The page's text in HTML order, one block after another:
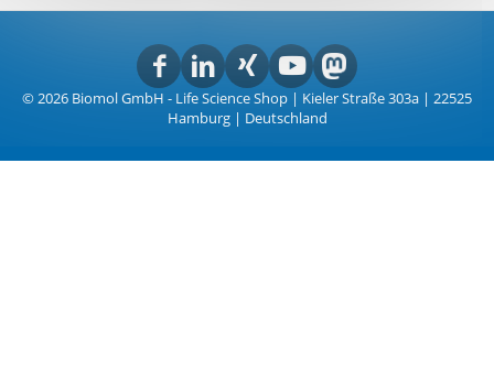
© 2026 Biomol GmbH - Life Science Shop | Kieler Straße 303a | 22525
Hamburg | Deutschland